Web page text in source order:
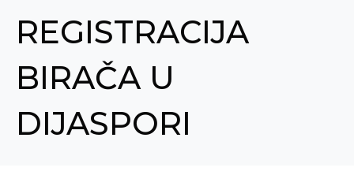
REGISTRACIJA
BIRAČA U
DIJASPORI